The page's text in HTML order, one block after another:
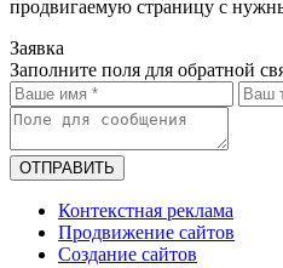
продвигаемую страницу с
Заявка
Заполните поля для обратной
ОТПРАВИТЬ
Контекстная реклама
Продвижение сайтов
Создание сайтов